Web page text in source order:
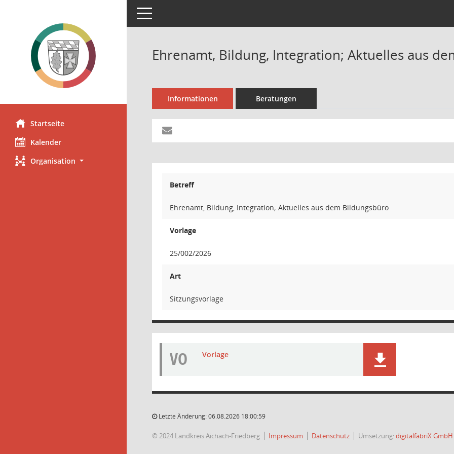
Startseite
Kalender
Organisation
Toggle navigation
Ehrenamt, Bildung, Integration; Aktuelles aus
Informationen Beratungen
Betreff
Ehrenamt, Bildung, Integration; Aktuelles aus dem Bildungsbüro
Vorlage
25/002/2026
Art
Sitzungsvorlage
VO Vorlage
Letzte Änderung: 06.08.2026 18:00:59
© 2024 Landkreis Aichach-Friedberg Impressum Datenschutz Umsetzung:digitalfabriX GmbH